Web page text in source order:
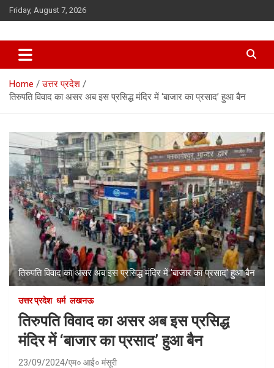
Skip
to
Friday, August 7, 2026
Home
उत्तर प्रदेश
तिरुपति विवाद का असर अब इस प्रसिद्ध मंदिर में ‘बाजार का प्रसाद’ हुआ बैन
तिरुपति विवाद का असर अब इस प्रसिद्ध मंदिर में 'बाजार का प्रसाद' हुआ बैन
उत्तर प्रदेश धर्म लखनऊ
तिरुपति विवाद का असर अब इस प्रसिद्ध
मंदिर में ‘बाजार का प्रसाद’ हुआ बैन
23/09/2024 एम० आई० मंसूरी